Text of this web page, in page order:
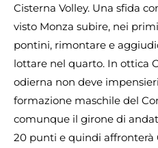
Cisterna Volley. Una sfida
visto Monza subire, nei
pontini, rimontare e
lottare nel quarto. In ottica
odierna non deve
formazione maschile del
comunque il girone di
20 punti e quindi affronterà